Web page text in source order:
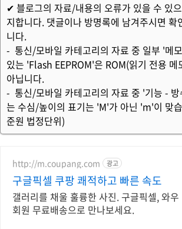
✔ 블로그의 자료/내용의 오류가 있을 수 있
지합니다. 댓글이나 방명록에 남겨주시면 확
니다.
- 통신/모바일 카테고리의 자료 중 일부 '메
있는 'Flash EEPROM'은 ROM(읽기 전용 메
아닙니다.
- 통신/모바일 카테고리의 자료 중 '기능 -
는 수심/높이의 표기는 'M'가 아닌 'm'이 맞
준원 법정단위)
http://m.coupang.com 광고
구글픽셀 쿠팡 쾌적하고 빠른 속도
갤러리를 채울 훌륭한 사진. 구글픽셀, 와우
회원 무료배송으로 만나보세요.